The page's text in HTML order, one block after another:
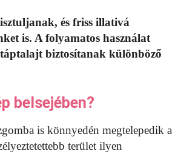
és friss illativá
is. A folyamatos használat
biztosítanak különböző
belsejében?
is könnyedén megtelepedik a
terület ilyen